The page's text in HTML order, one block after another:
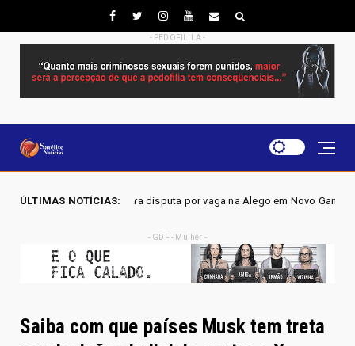
- PEDOFILILA -
ÚLTIMAS NOTÍCIAS:
lidera disputa por vaga na Alego em Novo Gama, aponta pesquisa
- GDF - Mulher -
Saiba com que países Musk tem treta